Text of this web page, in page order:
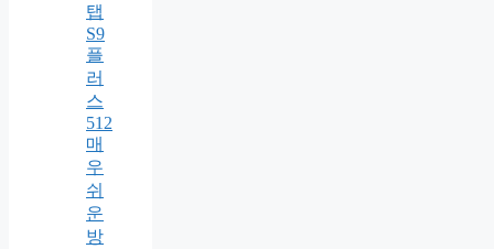
탭
S9
플
러
스
512
매
우
쉬
운
방